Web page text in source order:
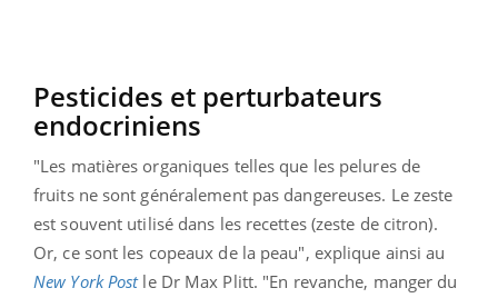
Pesticides et perturbateurs
endocriniens
"Les matières organiques telles que les pelures de
fruits ne sont généralement pas dangereuses. Le zeste
est souvent utilisé dans les recettes (zeste de citron).
Or, ce sont les copeaux de la peau", explique ainsi au
New York Postle Dr Max Plitt. "En revanche, manger du